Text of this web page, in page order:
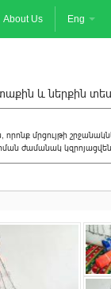
About Us Eng
և ներքին
մրցույթի
ժամանակ